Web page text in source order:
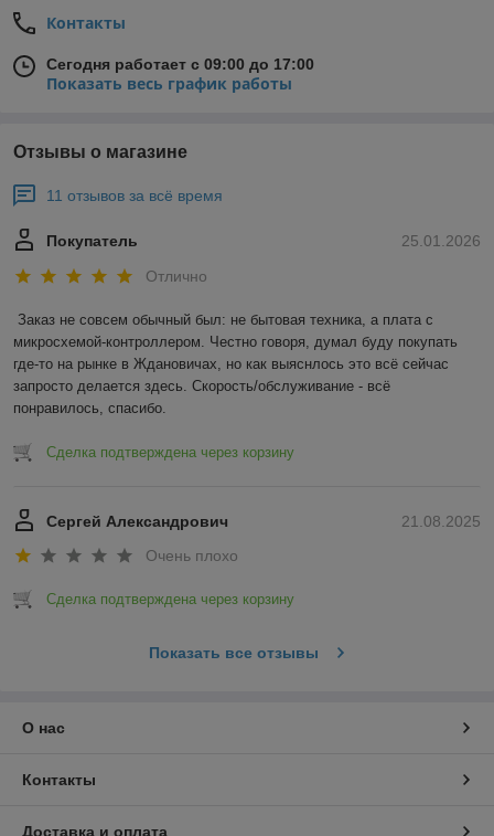
Контакты
Сегодня работает с 09:00 до 17:00
Показать весь график работы
Отзывы о магазине
11 отзывов за всё время
25.01.2026
Покупатель
Отлично
Заказ не совсем обычный был: не бытовая техника, а плата с
микросхемой-контроллером. Честно говоря, думал буду покупать
где-то на рынке в Ждановичах, но как выяснлось это всё сейчас
запросто делается здесь. Скорость/обслуживание - всё
понравилось, спасибо.
Сделка подтверждена через корзину
21.08.2025
Сергей Александрович
Очень плохо
Сделка подтверждена через корзину
Показать все отзывы
О нас
Контакты
Доставка и оплата